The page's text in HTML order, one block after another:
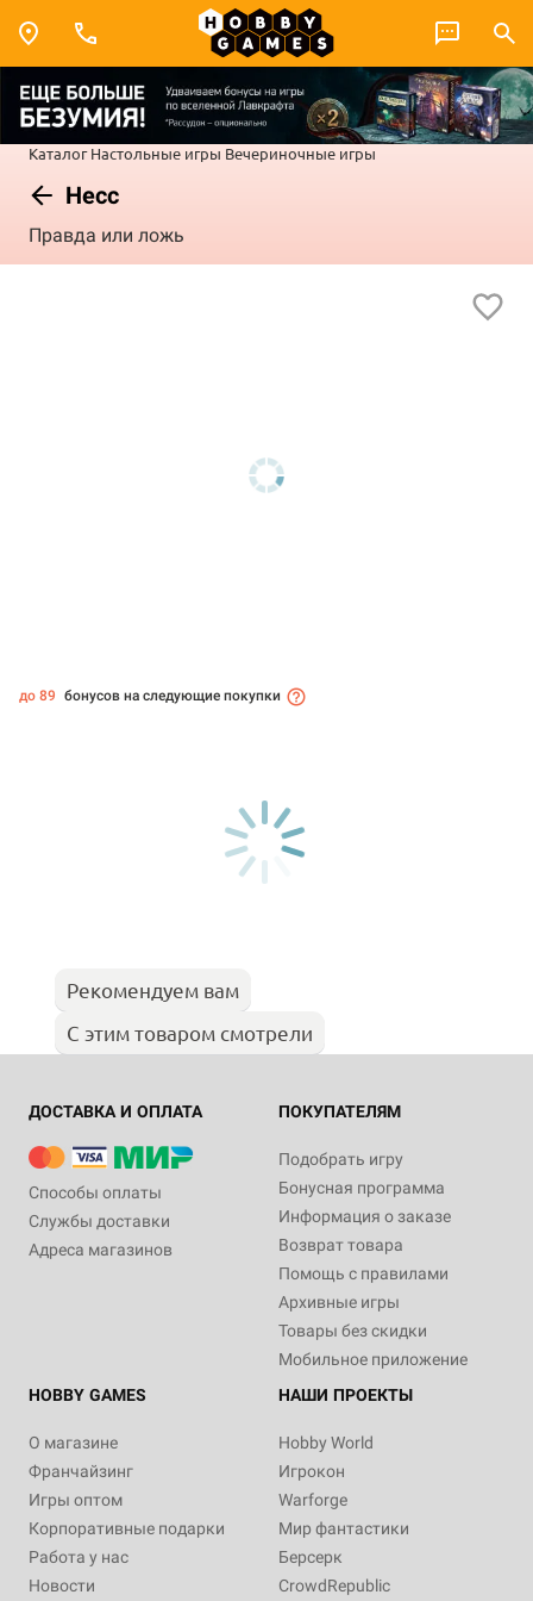
Каталог Настольные игры Вечериночные игры
Несс
Правда или ложь
до 89 бонусов на следующие покупки
Рекомендуем вам
С этим товаром смотрели
ДОСТАВКА И ОПЛАТА
Способы оплаты
Службы доставки
Адреса магазинов
ПОКУПАТЕЛЯМ
Подобрать игру
Бонусная программа
Информация о заказе
Возврат товара
Помощь с правилами
Архивные игры
Товары без скидки
Мобильное приложение
HOBBY GAMES
О магазине
Франчайзинг
Игры оптом
Корпоративные подарки
Работа у нас
Новости
НАШИ ПРОЕКТЫ
Hobby World
Игрокон
Warforge
Мир фантастики
Берсерк
CrowdRepublic